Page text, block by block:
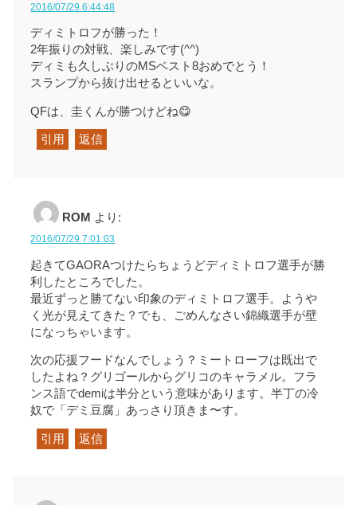
2016/07/29 6:44:48
ディミトロフが勝った！
2年振りの対戦、楽しみです(^^)
ディミも久しぶりのMSベスト8おめでとう！
スランプから抜け出せるといいな。
QFは、圭くんが勝つけどね😋
引用 返信
ROM より:
2016/07/29 7:01:03
起きてGAORAつけたらちょうどディミトロフ選手が勝
利したところでした。
最近ずっと勝てない印象のディミトロフ選手。ようや
く光が見えてきた？でも、ごめんなさい錦織選手が壁
になっちゃいます。
次の応援フードなんでしょう？ミートローフは既出で
したよね？グリゴールからグリコのキャラメル。フラ
ンス語でdemiは半分という意味があります。半丁の冷
奴で「デミ豆腐」あっさり頂きま〜す。
引用 返信